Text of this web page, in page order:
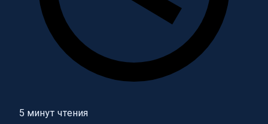
5 минут чтения